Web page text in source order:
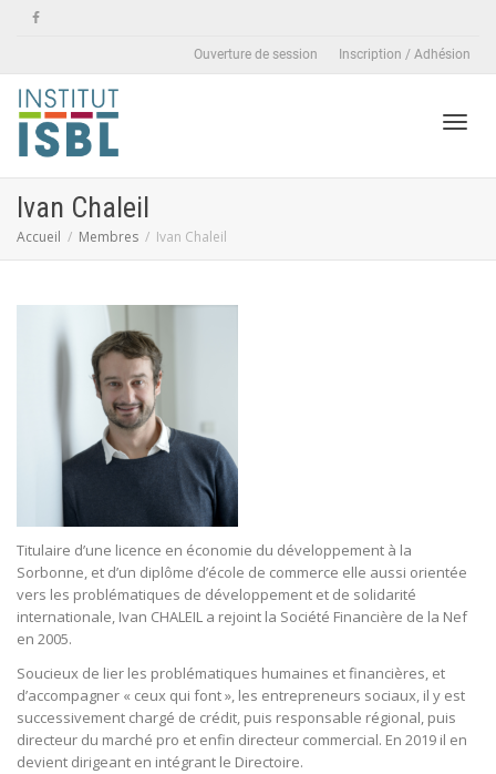
Ouverture de session Inscription / Adhésion
Ivan Chaleil
Accueil Membres Ivan Chaleil
Titulaire d’une licence en économie du développement à la
Sorbonne, et d’un diplôme d’école de commerce elle aussi orientée
vers les problématiques de développement et de solidarité
internationale, Ivan CHALEIL a rejoint la Société Financière de la Nef
en 2005.
Soucieux de lier les problématiques humaines et financières, et
d’accompagner « ceux qui font », les entrepreneurs sociaux, il y est
successivement chargé de crédit, puis responsable régional, puis
directeur du marché pro et enfin directeur commercial. En 2019 il en
devient dirigeant en intégrant le Directoire.